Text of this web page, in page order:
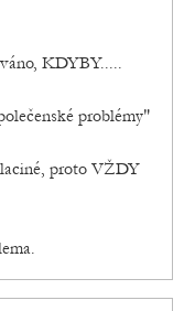
KDYBY.....
problémy"
proto VŽDY